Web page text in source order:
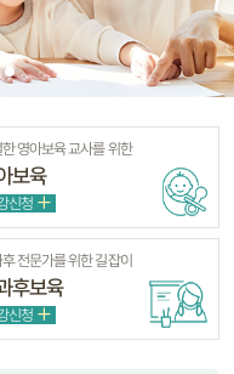
영아보육 교사를 위한
보육
신청
후 전문가를 위한 길잡이
후보육
신청